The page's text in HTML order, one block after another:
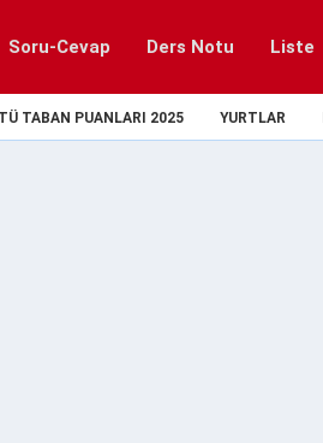
Soru-Cevap Ders Notu Liste
TABAN PUANLARI 2025 YURTLAR